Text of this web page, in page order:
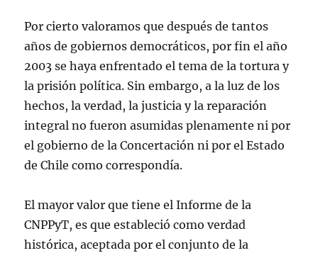
Por cierto valoramos que después de tantos
años de gobiernos democráticos, por fin el año
2003 se haya enfrentado el tema de la tortura y
la prisión política. Sin embargo, a la luz de los
hechos, la verdad, la justicia y la reparación
integral no fueron asumidas plenamente ni por
el gobierno de la Concertación ni por el Estado
de Chile como correspondía.
El mayor valor que tiene el Informe de la
CNPPyT, es que estableció como verdad
histórica, aceptada por el conjunto de la